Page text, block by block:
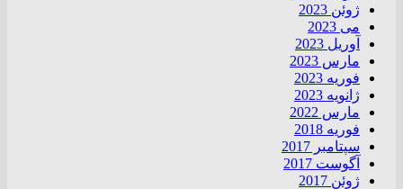
ژوئن 2023
می 2023
آوریل 2023
مارس 2023
فوریه 2023
ژانویه 2023
مارس 2022
فوریه 2018
سپتامبر 2017
آگوست 2017
ژوئن 2017